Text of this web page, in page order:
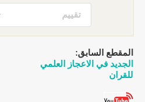
تقييم
المقطع السابق:
الجديد في الاعجاز العلمي
للقران